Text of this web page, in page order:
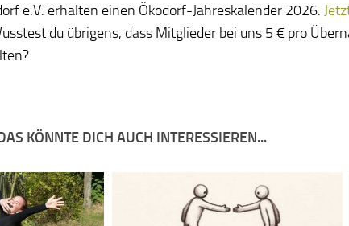
e.V. erhalten einen Ökodorf-Jahreskalender 2026.
du übrigens, dass Mitglieder bei uns 5 € pro
KÖNNTE DICH AUCH INTERESSIEREN...